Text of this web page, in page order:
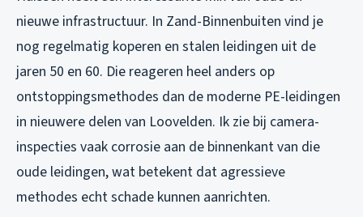
nieuwe infrastructuur. In Zand-Binnenbuiten vind je
nog regelmatig koperen en stalen leidingen uit de
jaren 50 en 60. Die reageren heel anders op
ontstoppingsmethodes dan de moderne PE-leidingen
in nieuwere delen van Loovelden. Ik zie bij camera-
inspecties vaak corrosie aan de binnenkant van die
oude leidingen, wat betekent dat agressieve
methodes echt schade kunnen aanrichten.